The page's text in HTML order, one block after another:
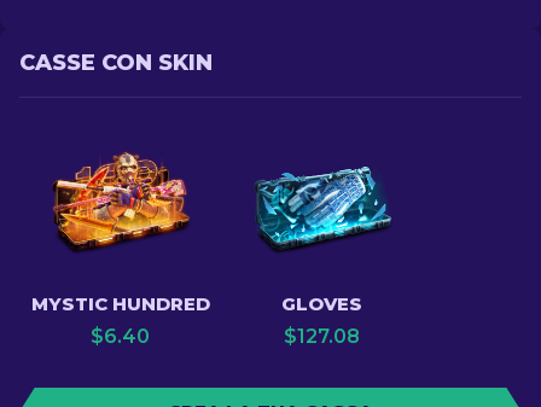
CASSE CON SKIN
MYSTIC HUNDRED
$6.40
GLOVES
$127.08